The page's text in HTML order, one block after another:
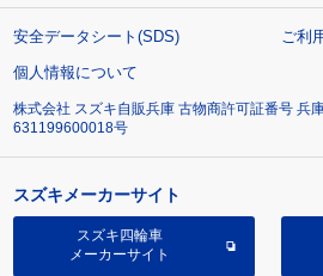
安全データシート(SDS)
ご利
個人情報について
株式会社 スズキ自販兵庫 古物商許可証番号 兵
631199600018号
スズキメーカーサイト
スズキ四輪車
メーカーサイト